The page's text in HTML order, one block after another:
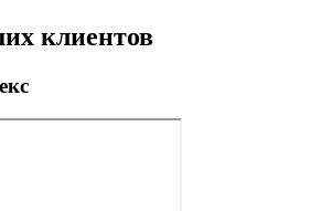
клиентов